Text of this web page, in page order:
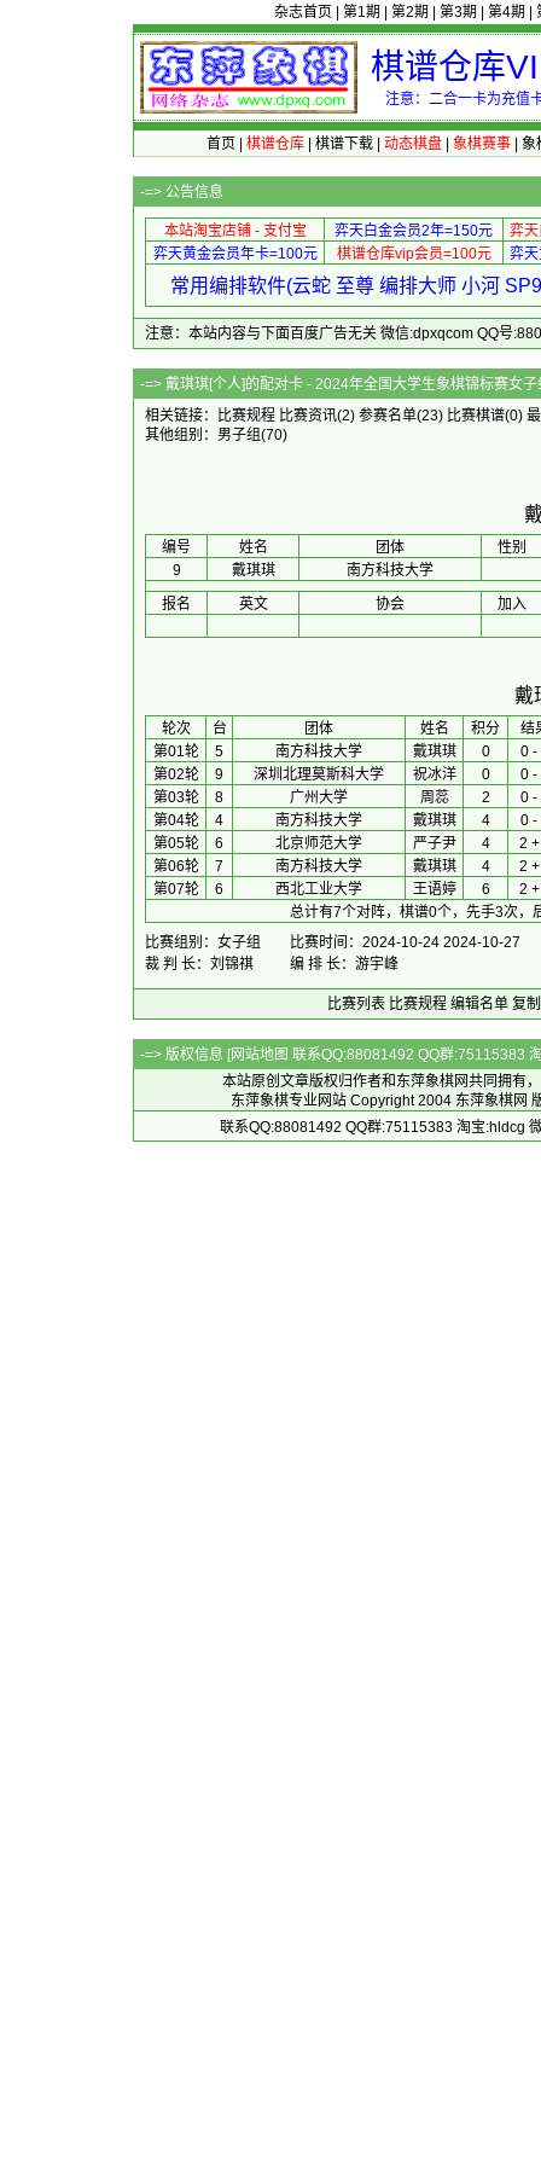
杂志首页 第1期 第2期 第3期 第4期
棋谱仓库
注意：二合一卡为充值
首页 棋谱仓库| 棋谱下载| 动态棋盘| 象棋赛事| 象
-=> 公告信息
本站淘宝店铺 - 支付宝 弈天白金会员2年=150元
弈
弈天黄金会员年卡=100元
棋谱仓库vip会员=100元 弈
常用编排软件(云蛇 至尊 编排大师 小河
注意：本站内容与下面百度广告无关 微信:dpxqcom QQ号
-=> 戴琪琪[个人]的配对卡 - 2024年
相关链接：
比赛规程 比赛资讯(2) 参赛名单(23) 比赛棋谱(0)
其他组别： 男子组(70)
编号 姓名 团体
性别
9
戴琪琪
南方科技大学
报名
英文 协会 加入
戴
轮次 台 团体 姓名 积分
结
第01轮
5 南方科技大学 戴琪琪 0
0 -
第02轮
9 深圳北理莫斯科大学 祝冰洋 0
0 -
第03轮
8 广州大学 周蕊 2
0 -
第04轮
4 南方科技大学 戴琪琪 4
0 -
第05轮
6 北京师范大学 严子尹 4
2
第06轮
7 南方科技大学 戴琪琪 4
2
第07轮
6 西北工业大学 王语婷 6
2
总计有7个对阵，棋谱0个，先手3次，
比赛组别：女子组
比赛时间：2024-10-24 2024-10-27
裁 判 长：刘锦祺
编 排 长：游宇峰
比赛列表 比赛规程 编辑名单 复
-=> 版权信息 [网站地图 联系QQ:88081492 QQ群:75115383
本站原创文章版权归作者和 东萍象棋网共同拥有
东萍象棋专业网站 Copyright 2004 东萍象棋网
联系QQ:88081492 QQ群:75115383 淘宝:hldcg